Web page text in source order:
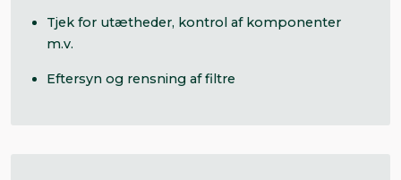
Tjek for utætheder, kontrol af komponenter
m.v.
Eftersyn og rensning af filtre